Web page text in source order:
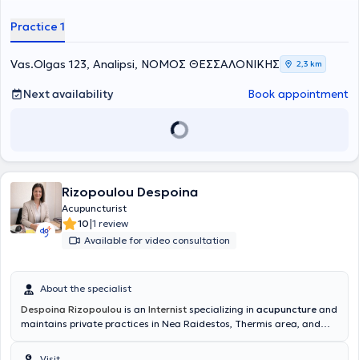
Practice 1
Vas.Olgas 123, Analipsi, ΝΟΜΟΣ ΘΕΣΣΑΛΟΝΙΚΗΣ 2,3 km
Next availability Book appointment
Rizopoulou Despoina
Acupuncturist
10|1 review
Available for video consultation
About the specialist
Despoina Rizopoulou is an Internist specializing in acupuncture and
maintains private practices in Nea Raidestos, Thermis area, and
University of Thessaly in July 1997. After completing her rural